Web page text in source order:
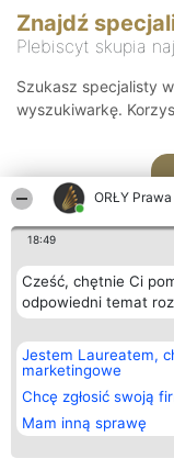
ORŁY Prawa
18:49
Cześć, chętnie Ci
odpowiedni temat
Jestem Laureatem,
marketingowe
Chcę zgłosić swoją
Mam inną sprawę
Znajdź
Plebiscyt skupia
Szukasz specjalisty
wyszukiwarkę.
Organizator plebiscytu
Bright Side Solutions sp. z o.
o. sp. k.
ul. Ruska 22
Wrocław 50-079
KRS 0000749100 | Regon
381313360 | NIP 8943132676